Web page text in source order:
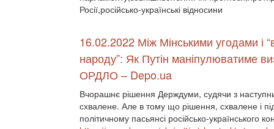
Росії,російсько-українські відносини
16.02.2022 Між Мінськими угодами і
народу”: Як Путін маніпулюватиме
ОРДЛО – Depo.ua
Вчорашнє рішення Держдуми, судячи з
схвалене. Але в тому що рішення, схвалене і
політичному пасьянсі російсько-українського